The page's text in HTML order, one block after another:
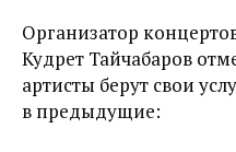
Организатор
Кудрет Тайчабаров
артисты берут свои
в предыдущие: